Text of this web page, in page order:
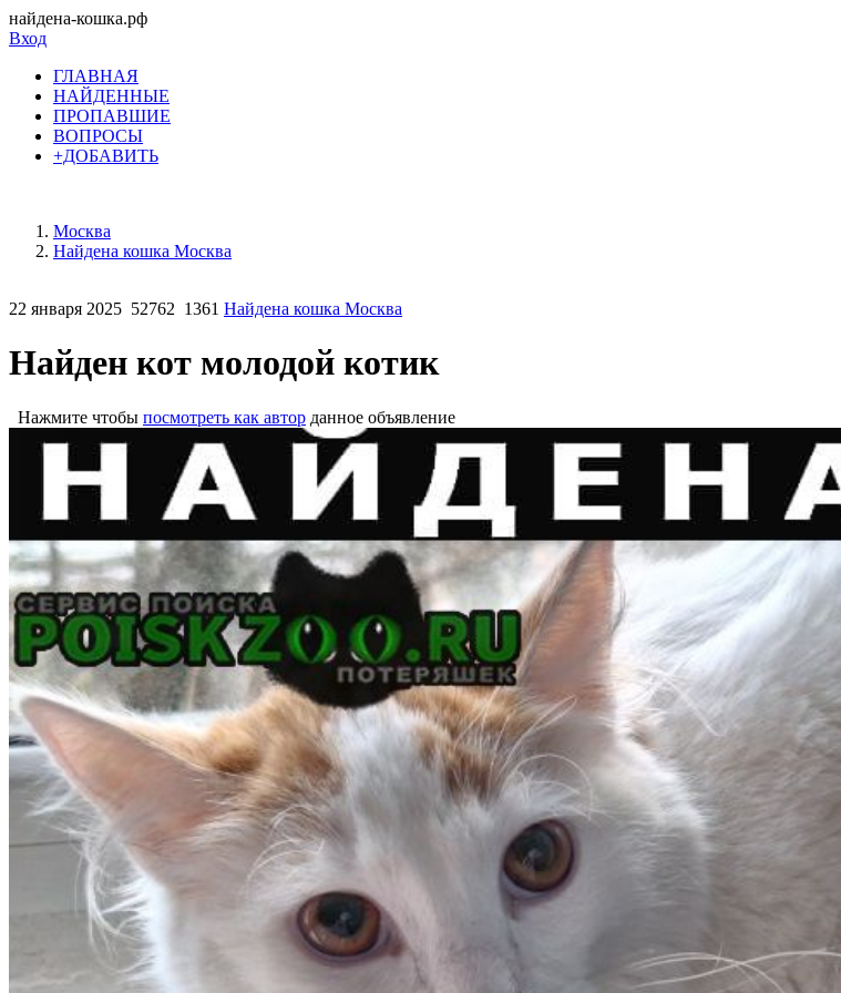
найдена-кошка.рф
Вход
ГЛАВНАЯ
НАЙДЕННЫЕ
ПРОПАВШИЕ
ВОПРОСЫ
+ДОБАВИТЬ
Москва
Найдена кошка Москва
22 января 2025 52762 1361 Найдена кошка Москва
Найден кот молодой котик
Нажмите чтобы посмотреть как автор данное объявление